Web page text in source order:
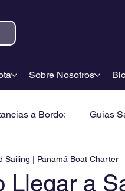
Sobre Nosotros
a Bordo: Guias
Llegar a
Sailing | Panamá Boat Charter